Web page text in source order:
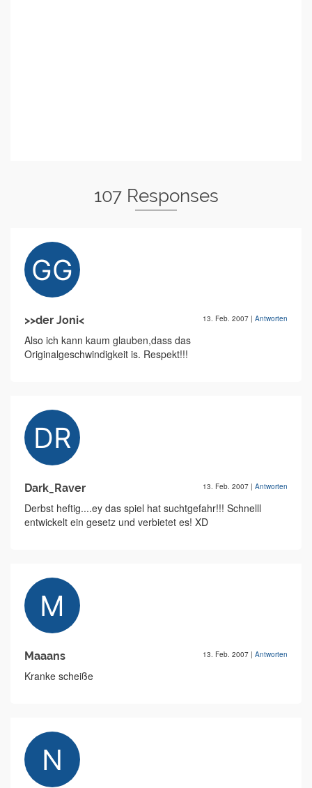
107 Responses
>>der Joni< 13. Feb. 2007 | Antworten
Also ich kann kaum glauben,dass das
Originalgeschwindigkeit is. Respekt!!!
Dark_Raver 13. Feb. 2007 | Antworten
Derbst heftig....ey das spiel hat suchtgefahr!!! Schnelll
entwickelt ein gesetz und verbietet es! XD
Maaans 13. Feb. 2007 | Antworten
Kranke scheiße